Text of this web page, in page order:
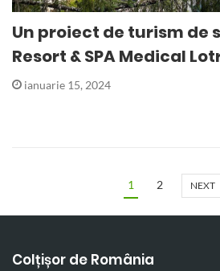
Un proiect de turism de
Resort & SPA Medical
ianuarie 15, 2024
1 2 NEXT
Colțișor de România